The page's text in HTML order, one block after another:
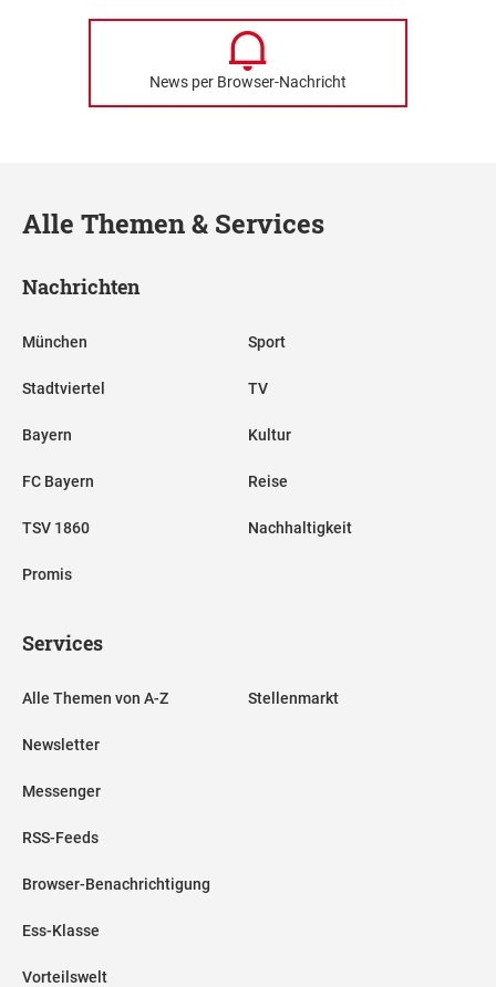
News per Browser-Nachricht
Alle Themen & Services
Nachrichten
München
Stadtviertel
Bayern
FC Bayern
TSV 1860
Promis
Sport
TV
Kultur
Reise
Nachhaltigkeit
Services
Alle Themen von A-Z
Newsletter
Messenger
RSS-Feeds
Browser-Benachrichtigung
Ess-Klasse
Vorteilswelt
Stellenmarkt